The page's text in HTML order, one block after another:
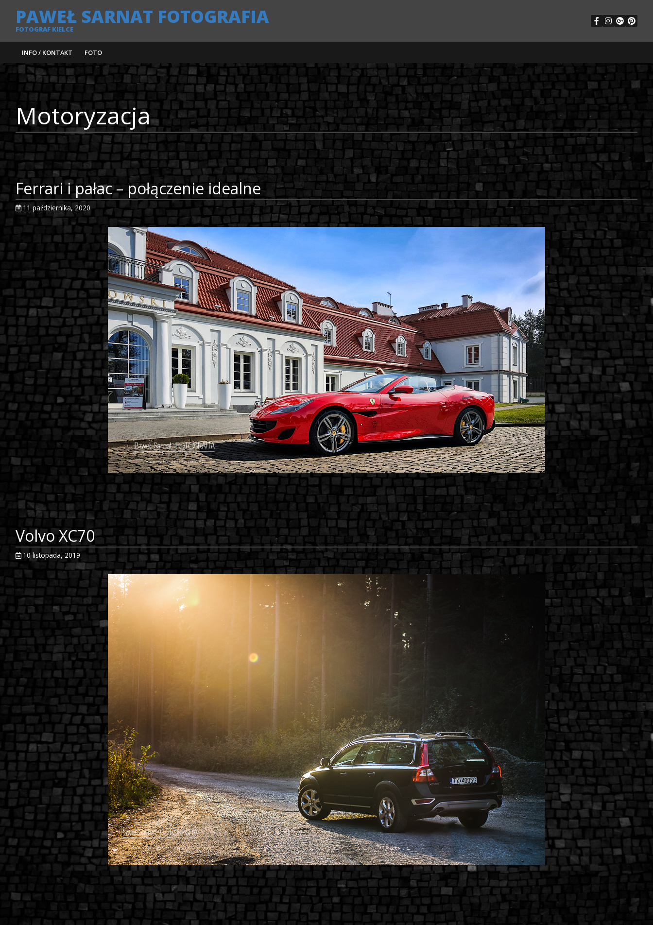
INFO / KONTAKT FOTO
PAWEŁ SARNAT FOTOGRAFIA
FOTOGRAF KIELCE
Motoryzacja
Ferrari i pałac – połączenie idealne
11 października, 2020
Volvo XC70
10 listopada, 2019